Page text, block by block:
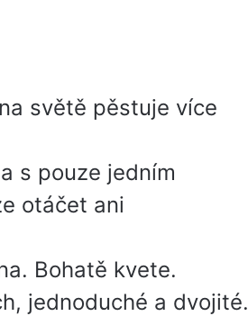
světě pěstuje více
s pouze jedním
otáčet ani
Bohatě kvete.
jednoduché a dvojité.